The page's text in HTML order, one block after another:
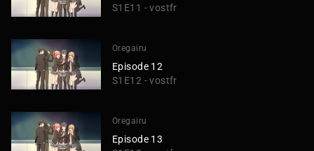
S1E11 - vostfr
Oregairu
Episode 12
S1E12 - vostfr
Oregairu
Episode 13